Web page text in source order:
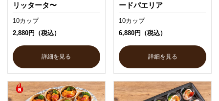
リッタータ〜
10カップ
2,880円（税込）
詳細を見る
ードパエリア
10カップ
6,880円（税込）
詳細を見る